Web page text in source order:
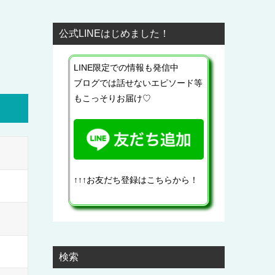
公式LINEはじめました！
LINE限定での情報も発信中
ブログでは話せないエピソード等
もこっそりお届け♡
↑↑↑お友だち登録はこちらから！
検索